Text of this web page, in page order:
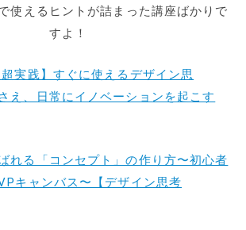
使えるヒントが詰まった講座ばかりで
すよ！
実践】すぐに使えるデザイン思
え、日常にイノベーションを起こす
れる「コンセプト」の作り方〜初心者
キャンバス〜【デザイン思考